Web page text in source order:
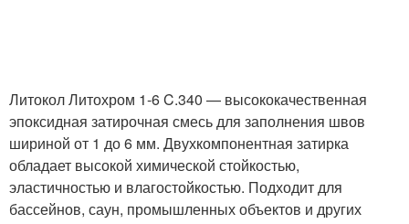
Литокол Литохром 1-6 C.340 — высококачественная
эпоксидная затирочная смесь для заполнения швов
шириной от 1 до 6 мм. Двухкомпонентная затирка
обладает высокой химической стойкостью,
эластичностью и влагостойкостью. Подходит для
бассейнов, саун, промышленных объектов и других